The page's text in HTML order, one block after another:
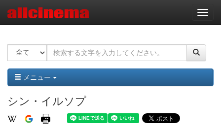
ナ
ビ
ー
ョ
ン
メニュー
シン・イルソプ